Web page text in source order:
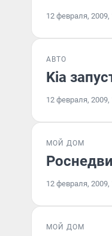
12 февраля, 2009,
АВТО
Kia
12 февраля, 2009,
МОЙ ДОМ
12 февраля, 2009,
МОЙ ДОМ